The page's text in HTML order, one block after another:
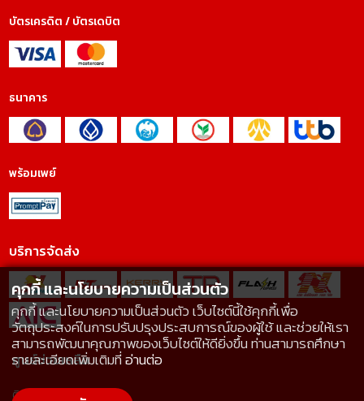
บัตรเครดิต / บัตรเดบิต
ธนาคาร
พร้อมเพย์
บริการจัดส่ง
ศูนย์ช่วยเหลือ
ติดต่อเรา
คุกกี้ และนโยบายความเป็นส่วนตัว
คุกกี้ และนโยบายความเป็นส่วนตัว เว็บไซต์นี้ใช้คุกกี้เพื่อ
วัตถุประสงค์ในการปรับปรุงประสบการณ์ของผู้ใช้ และช่วยให้เรา
สามารถพัฒนาคุณภาพของเว็บไซต์ให้ดียิ่งขึ้น ท่านสามารถศึกษา
รายละเอียดเพิ่มเติมที่อ่านต่อ